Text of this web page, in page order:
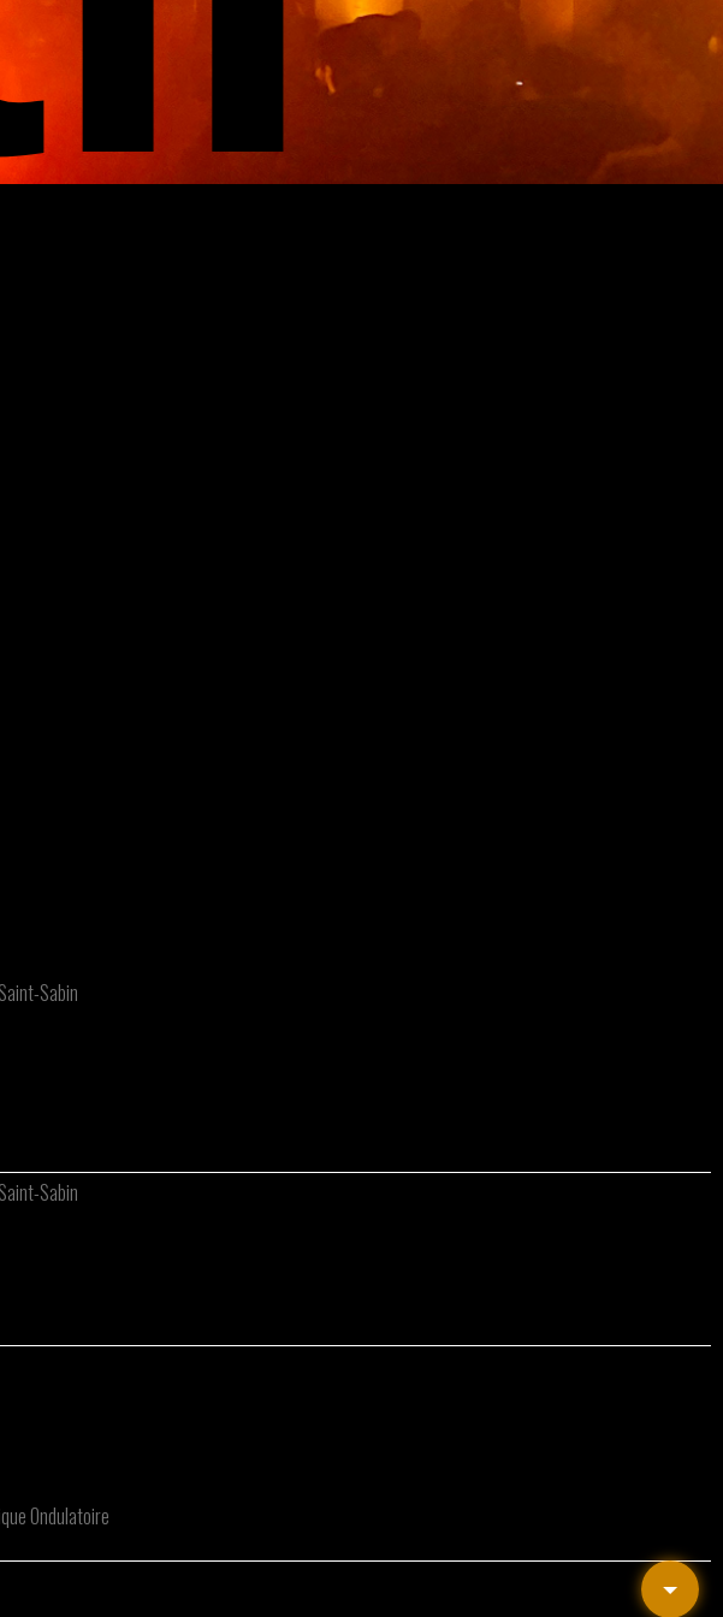
Sabin
Sabin
Ondulatoire